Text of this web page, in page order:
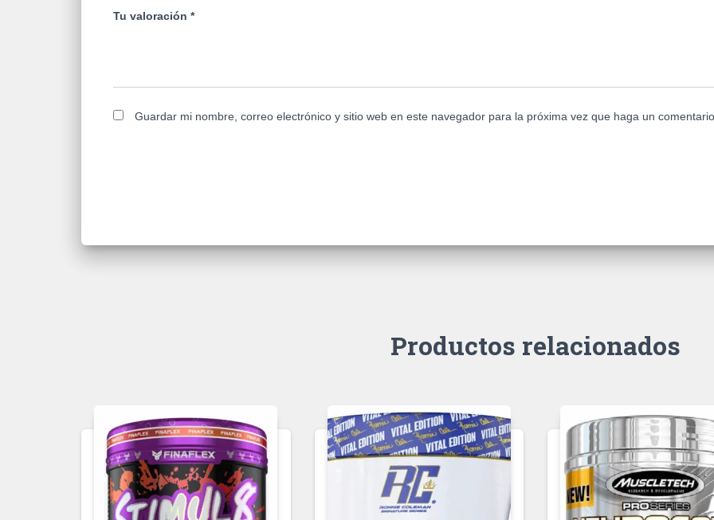
Tu valoración *
Guardar mi nombre, correo electrónico y sitio web en este navegador para la próxima vez que haga un
Productos relacionados